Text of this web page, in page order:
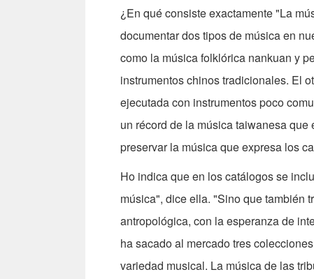
¿En qué consiste exactamente "La
documentar dos tipos de música en
como la música folklórica nankuan y
instrumentos chinos tradicionales. El
ejecutada con instrumentos poco
un récord de la música taiwanesa
preservar la música que expresa los
Ho indica que en los catálogos se
música", dice ella. "Sino que también
antropológica, con la esperanza de
ha sacado al mercado tres
variedad musical. La música de las